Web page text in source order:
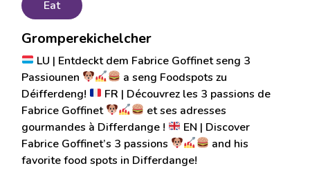
Eat
Gromperekichelcher
LU | Entdeckt dem Fabrice Goffinet seng 3
Passiounen
a seng Foodspots zu
Déifferdeng!
FR | Découvrez les 3 passions de
Fabrice Goffinet
et ses adresses
gourmandes à Differdange !
EN | Discover
Fabrice Goffinet’s 3 passions
and his
favorite food spots in Differdange!